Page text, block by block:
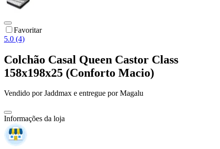
Favoritar
5.0 (4)
Colchão Casal Queen Castor Class
158x198x25 (Conforto Macio)
Vendido porJaddmax e entregue por Magalu
Informações da loja